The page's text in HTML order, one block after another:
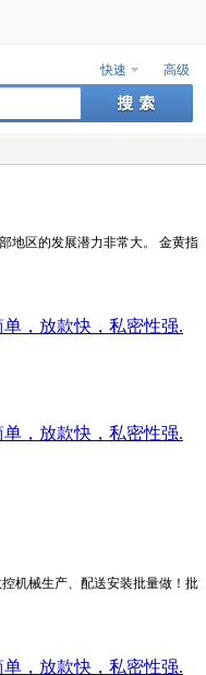
快速 高级
地区的发展潜力非常大。 金黄指
，放款快，私密性强.
，放款快，私密性强.
机械生产、配送安装批量做！批
，放款快，私密性强.